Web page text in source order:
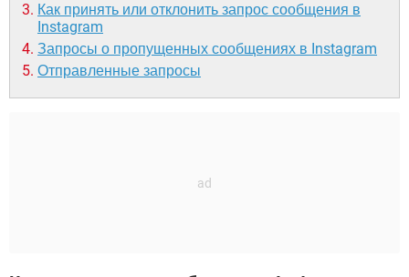
Как принять или отклонить запрос сообщения в
Instagram
Запросы о пропущенных сообщениях в Instagram
Отправленные запросы